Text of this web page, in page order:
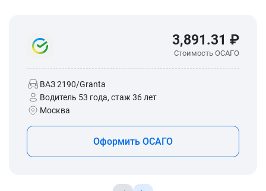
3,891.31 ₽
Стоимость ОСАГО
ВАЗ 2190/Granta
Водитель 53 года, стаж 36 лет
Москва
Оформить ОСАГО